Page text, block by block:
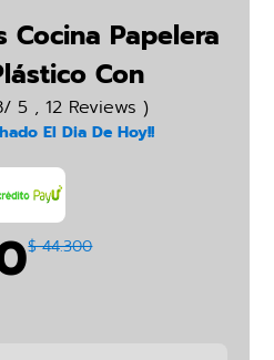
Cocina Papelera
Con
5 , 12 Reviews )
El Dia De Hoy!!
$ 44.300